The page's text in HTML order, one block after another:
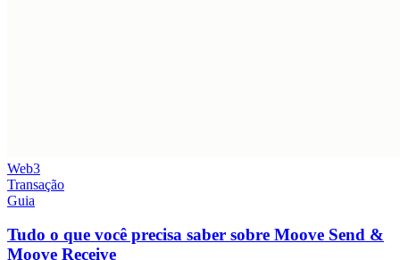
Web3
Transação
Guia
Tudo o que você precisa saber sobre Moove Send &
Moove Receive